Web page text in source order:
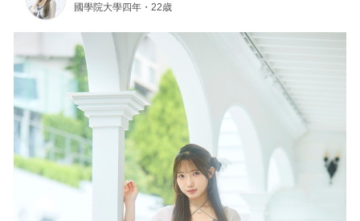
國學院大學四年・22歳